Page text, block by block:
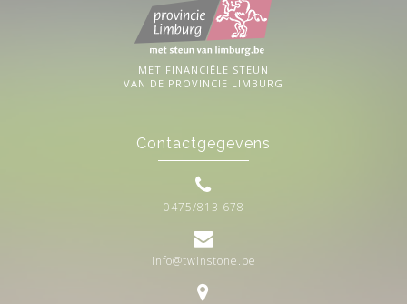
MET FINANCIËLE STEUN
VAN DE PROVINCIE LIMBURG
Contactgegevens
0475/813 678
info@twinstone.be